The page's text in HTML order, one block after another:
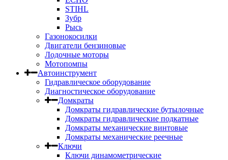
STIHL
Зубр
Рысь
Газонокосилки
Двигатели бензиновые
Лодочные моторы
Мотопомпы
Автоинструмент
Гидравлическое оборудование
Диагностическое оборудование
Домкраты
Домкраты гидравлические бутылочные
Домкраты гидравлические подкатные
Домкраты механические винтовые
Домкраты механические реечные
Ключи
Ключи динамометрические